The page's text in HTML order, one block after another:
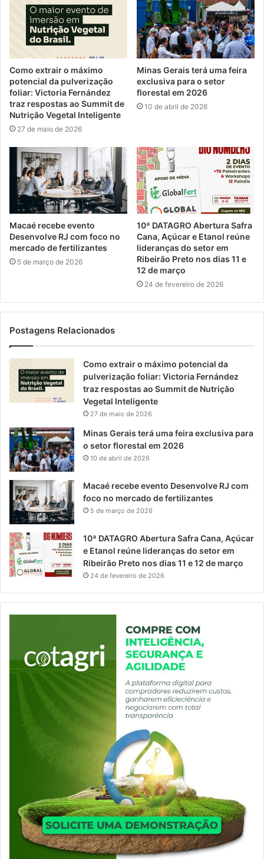
Como extrair o máximo
potencial da pulverização
foliar: Victoria Fernández
traz respostas ao Summit de
Nutrição Vegetal Inteligente
27 de maio de 2026
Minas Gerais terá uma feira
exclusiva para o setor
florestal em 2026
10 de abril de 2026
Macaé recebe evento
Desenvolve RJ com foco no
mercado de fertilizantes
5 de março de 2026
10ª DATAGRO Abertura Safra
Cana, Açúcar e Etanol reúne
lideranças do setor em
Ribeirão Preto nos dias 11 e
12 de março
24 de fevereiro de 2026
Postagens Relacionados
Como extrair o máximo potencial da
pulverização foliar: Victoria Fernández
traz respostas ao Summit de Nutrição
Vegetal Inteligente
27 de maio de 2026
Minas Gerais terá uma feira exclusiva para
o setor florestal em 2026
10 de abril de 2026
Macaé recebe evento Desenvolve RJ com
foco no mercado de fertilizantes
5 de março de 2026
10ª DATAGRO Abertura Safra Cana, Açúcar
e Etanol reúne lideranças do setor em
Ribeirão Preto nos dias 11 e 12 de março
24 de fevereiro de 2026